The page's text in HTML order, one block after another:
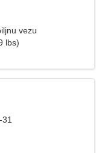
vezu
lbs)